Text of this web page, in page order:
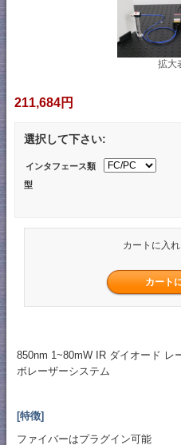
拡大
211,684円
選択して下さい:
インタフェース類
型
カートに入
850nm 1~80mW IR ダイオード レ
ボレーザーシステム
[特徴]
ファイバーはプラグイン可能